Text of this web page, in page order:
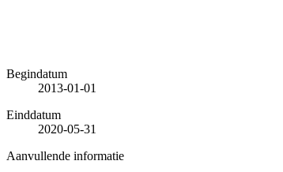
Begindatum
2013-01-01
Einddatum
2020-05-31
Aanvullende informatie